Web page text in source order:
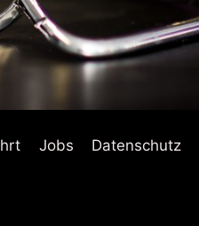
Jobs Datenschutz